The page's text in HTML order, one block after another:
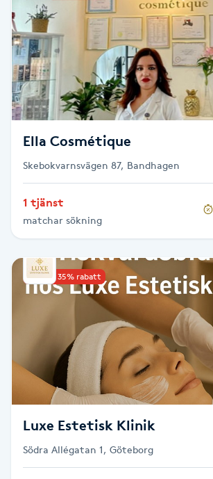
Mixfransar
N
Nagelförlängning
Nagelförlängning akryl
Nagelförlängning glasfiber
Nagelförlängning silke
Nagelförstärkning
Nagelsvamp
Nageltrång
Nagelvård
Naglar borttagning
Ella Cosmétique
Skebokvarnsvägen 87, Bandhagen
1 tjänst
matchar sökning
Upp till 35% rabatt
Luxe Estetisk Klinik
Södra Allégatan 1, Göteborg